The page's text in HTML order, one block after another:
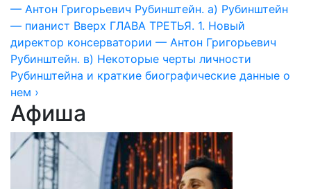
— Антон Григорьевич Рубинштейн. а) Рубинштейн
— пианист Вверх ГЛАВА ТРЕТЬЯ. 1. Новый
директор консерватории — Антон Григорьевич
Рубинштейн. в) Некоторые черты личности
Рубинштейна и краткие биографические данные о
нем ›
Афиша